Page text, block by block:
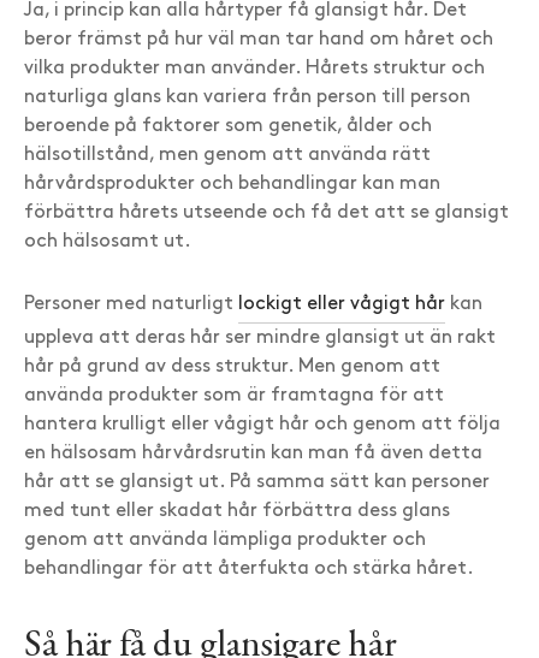
Ja, i princip kan alla hårtyper få glansigt hår. Det
beror främst på hur väl man tar hand om håret och
vilka produkter man använder. Hårets struktur och
naturliga glans kan variera från person till person
beroende på faktorer som genetik, ålder och
hälsotillstånd, men genom att använda rätt
hårvårdsprodukter och behandlingar kan man
förbättra hårets utseende och få det att se glansigt
och hälsosamt ut.
Personer med naturligt lockigt eller vågigt hår kan
uppleva att deras hår ser mindre glansigt ut än rakt
hår på grund av dess struktur. Men genom att
använda produkter som är framtagna för att
hantera krulligt eller vågigt hår och genom att följa
en hälsosam hårvårdsrutin kan man få även detta
hår att se glansigt ut. På samma sätt kan personer
med tunt eller skadat hår förbättra dess glans
genom att använda lämpliga produkter och
behandlingar för att återfukta och stärka håret.
Så här få du glansigare hår